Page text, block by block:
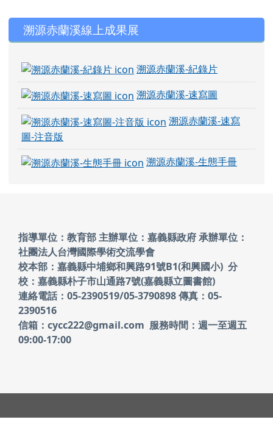
右邊區域內容
溯源赤蘭溪線上成果展
溯源赤蘭溪-紀錄片
溯源赤蘭溪-速寫圖
溯源赤蘭溪-速寫
圖-注音版
溯源赤蘭溪-生態手冊
頁尾區域內容
指導單位：教育部 主辦單位：嘉義縣政府承辦單位：
社團法人台灣國際學術交流學會
校本部：嘉義縣中埔鄉和興路91號B1(和興國小) 分
校：嘉義縣朴子市山通路7號(嘉義縣立圖書館)
連絡電話：05-2390519/05-3790898 傳真：05-
2390516
信箱：cycc222@gmail.com 服務時間：週一至週五
09:00-17:00